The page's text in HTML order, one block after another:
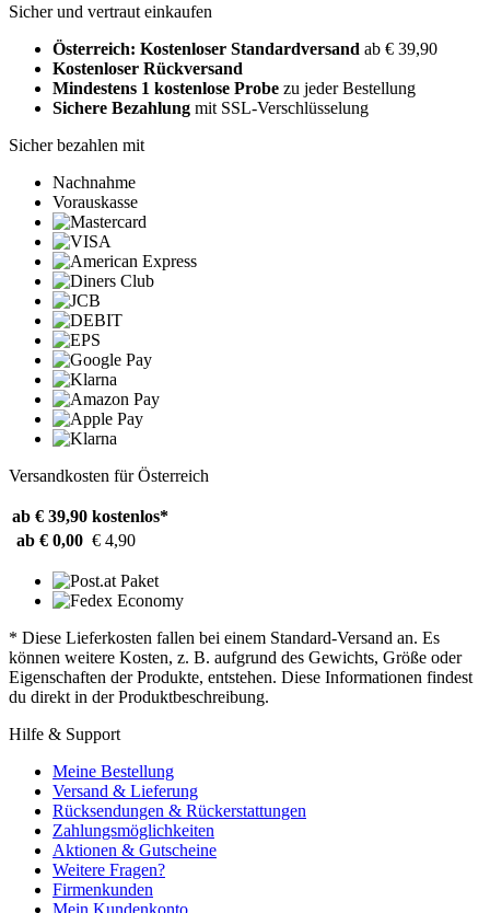
Sicher und vertraut einkaufen
Österreich: Kostenloser Standardversand ab € 39,90
Kostenloser Rückversand
Mindestens 1 kostenlose Probe zu jeder Bestellung
Sichere Bezahlung mit SSL-Verschlüsselung
Sicher bezahlen mit
Nachnahme
Vorauskasse
Versandkosten für Österreich
ab € 39,90 kostenlos*
ab € 0,00 € 4,90
* Diese Lieferkosten fallen bei einem Standard-Versand an. Es
können weitere Kosten, z. B. aufgrund des Gewichts, Größe oder
Eigenschaften der Produkte, entstehen. Diese Informationen findest
du direkt in der Produktbeschreibung.
Hilfe & Support
Meine Bestellung
Versand & Lieferung
Rücksendungen & Rückerstattungen
Zahlungsmöglichkeiten
Aktionen & Gutscheine
Weitere Fragen?
Firmenkunden